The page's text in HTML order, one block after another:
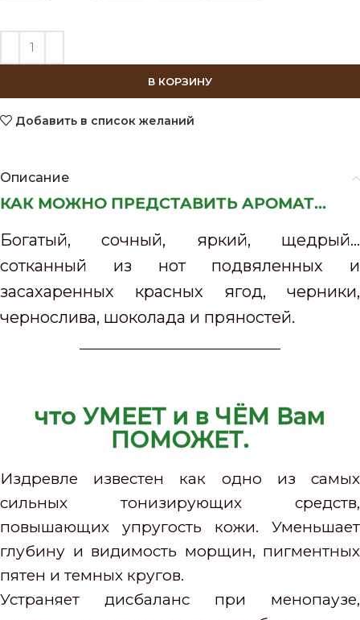
В КОРЗИНУ
Добавить в список желаний
Описание
КАК МОЖНО ПРЕДСТАВИТЬ АРОМАТ...
Богатый, сочный, яркий, щедрый…
сотканный из нот подвяленных и
засахаренных красных ягод, черники,
чернослива, шоколада и пряностей.
что УМЕЕТ и в ЧЁМ Вам
ПОМОЖЕТ.
Издревле известен как одно из самых
сильных тонизирующих средств,
повышающих упругость кожи. Уменьшает
глубину и видимость морщин, пигментных
пятен и темных кругов.
Устраняет дисбаланс при менопаузе,